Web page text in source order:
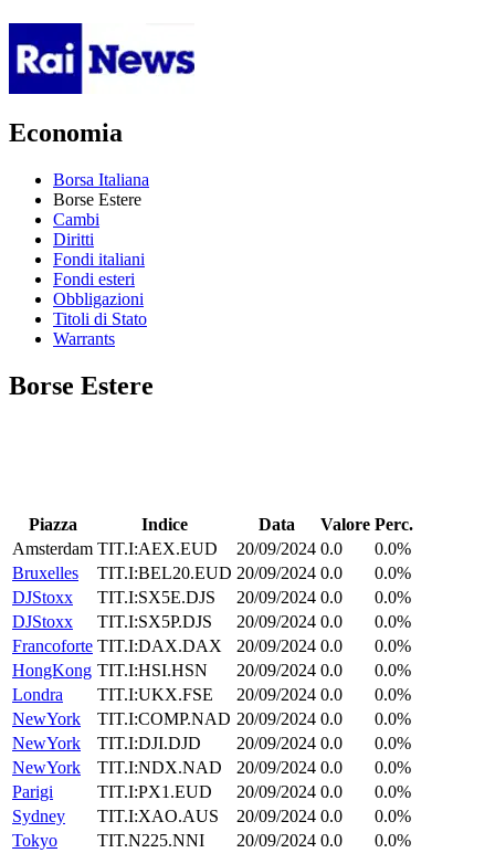
Economia
Borsa Italiana
Borse Estere
Cambi
Diritti
Fondi italiani
Fondi esteri
Obbligazioni
Titoli di Stato
Warrants
Borse Estere
Piazza Indice Data Valore Perc.
Amsterdam TIT.I:AEX.EUD 20/09/2024 0.0
0.0%
Bruxelles
TIT.I:BEL20.EUD 20/09/2024 0.0
0.0%
DJStoxx
TIT.I:SX5E.DJS 20/09/2024 0.0
0.0%
DJStoxx
TIT.I:SX5P.DJS 20/09/2024 0.0
0.0%
Francoforte TIT.I:DAX.DAX 20/09/2024 0.0
0.0%
HongKong TIT.I:HSI.HSN 20/09/2024 0.0
0.0%
Londra
TIT.I:UKX.FSE 20/09/2024 0.0
0.0%
NewYork
TIT.I:COMP.NAD 20/09/2024 0.0
0.0%
NewYork
TIT.I:DJI.DJD 20/09/2024 0.0
0.0%
NewYork
TIT.I:NDX.NAD 20/09/2024 0.0
0.0%
Parigi
TIT.I:PX1.EUD 20/09/2024 0.0
0.0%
Sydney
TIT.I:XAO.AUS 20/09/2024 0.0
0.0%
Tokyo
TIT.N225.NNI 20/09/2024 0.0
0.0%